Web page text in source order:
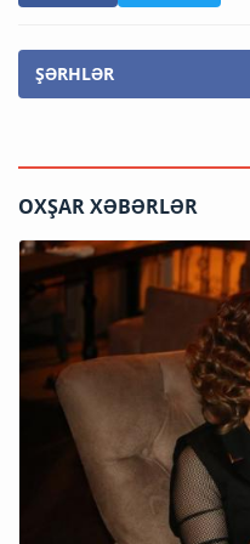
ŞƏRHLƏR
OXŞAR XƏBƏRLƏR